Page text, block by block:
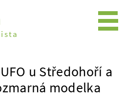
u Středohoří a
modelka
Foto
Videa